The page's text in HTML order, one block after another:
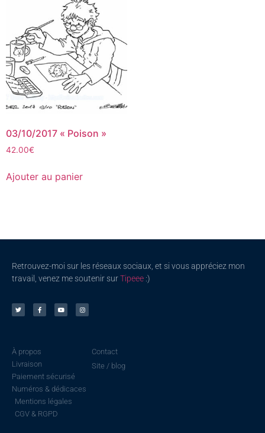
03/10/2017 « Poison »
42.00€
Ajouter au panier
Retrouvez-moi sur les réseaux sociaux, et si vous appréciez mon
travail, venez me soutenir surTipeee :)
À propos
Livraison
Paiement sécurisé
Numéros & dédicaces
Mentions légales
CGV & RGPD
Contact
Site / blog